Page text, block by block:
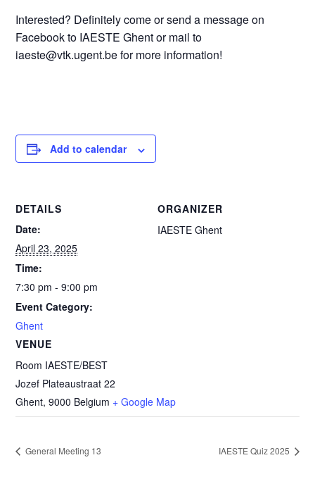
Interested? Definitely come or send a message on
Facebook to IAESTE Ghent or mail to
iaeste@vtk.ugent.be for more information!
Add to calendar
DETAILS
Date:
April 23, 2025
Time:
7:30 pm - 9:00 pm
Event Category:
Ghent
VENUE
Room IAESTE/BEST
Jozef Plateaustraat 22
Ghent, 9000 Belgium + Google Map
ORGANIZER
IAESTE Ghent
General Meeting 13 IAESTE Quiz 2025